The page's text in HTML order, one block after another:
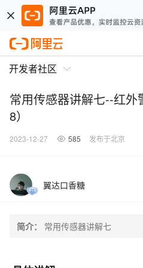
开发者社区
常用传感器讲解七--红外
8）
2023-12-27 585 发布于北京
翼达口香糖
简介： 常用传感器讲解七